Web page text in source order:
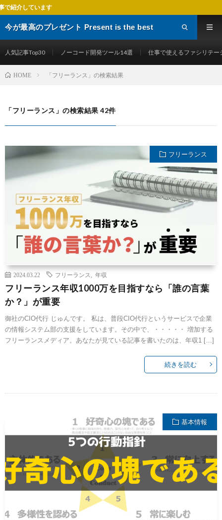
今が最高のプレゼント Present is the best
人気記事Top30 ノーコード開発ツール14選 仕事で使えるファシリテー
HOME 「フリーランス」の検索結果
「フリーランス」の検索結果 42件
フリーランス
2024.03.22 フリーランス 年収
フリーランス年収1000万を目指すなら「誰の言葉
か？」が重要
御社のCIO代行 じゅんです。 私は、普段CIO代行というサービスで企業
の情報システム部の支援をしています。その中で、・・・・・ 増加する
フリーランスメディア。あなたが見ている記事を書いたのは、年収1 […]
続きを読む
基本情報